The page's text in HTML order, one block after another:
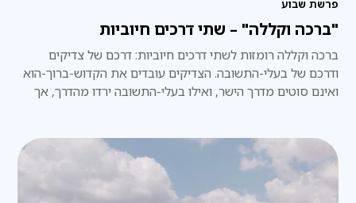
פרשת שבוע
"ברכה וקללה" – שתי דרכים חיוביות
ברכה וקללה רומזות לשתי דרכים חיוביות: דרכם של צדיקים
ודרכם של בעלי-התשובה. הצדיקים עובדים את הקדוש-ברוך-הוא
ואינם סוטים מדרך הישר, ואילו בעלי-התשובה ירדו מהדרך, אך